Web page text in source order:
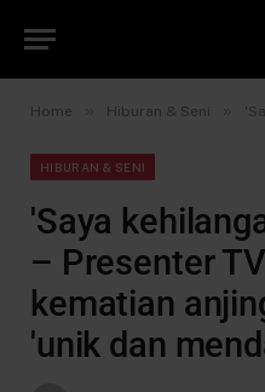
Home Hiburan & Seni 'Saya
HIBURAN & SENI
'Saya
– Presenter
kematian
'unik dan